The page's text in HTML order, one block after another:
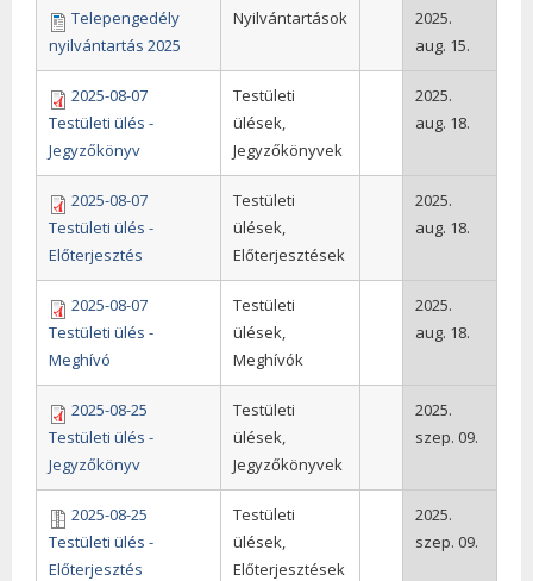
Telepengedély
nyilvántartás 2025
Nyilvántartások
2025.
aug. 15.
2025-08-07
Testületi ülés -
Jegyzőkönyv
Testületi
ülések,
Jegyzőkönyvek
2025.
aug. 18.
2025-08-07
Testületi ülés -
Előterjesztés
Testületi
ülések,
Előterjesztések
2025.
aug. 18.
2025-08-07
Testületi ülés -
Meghívó
Testületi
ülések,
Meghívók
2025.
aug. 18.
2025-08-25
Testületi ülés -
Jegyzőkönyv
Testületi
ülések,
Jegyzőkönyvek
2025.
szep. 09.
2025-08-25
Testületi ülés -
Előterjesztés
Testületi
ülések,
Előterjesztések
2025.
szep. 09.